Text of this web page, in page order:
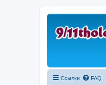
Ссылки FAQ